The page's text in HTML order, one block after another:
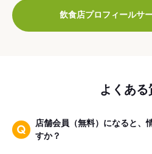
飲食店プロフィールサ
よくある
店舗会員（無料）になると、
すか？